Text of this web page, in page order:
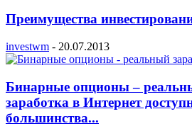
Преимущества
investwm - 20.07.2013
Бинарные опционы –
заработка в Интернет
большинства...